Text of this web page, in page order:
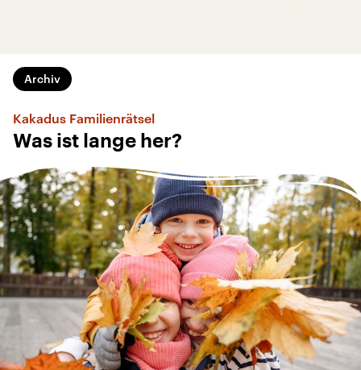
Archiv
Kakadus Familienrätsel
Was ist lange her?